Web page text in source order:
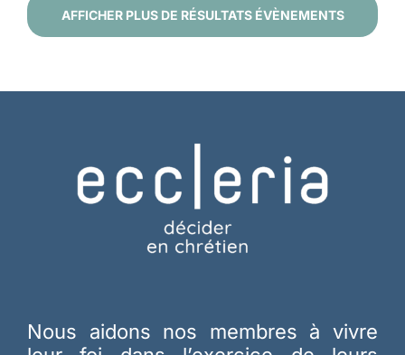
AFFICHER PLUS DE RÉSULTATS ÉVÈNEMENTS
Nous aidons nos membres à vivre